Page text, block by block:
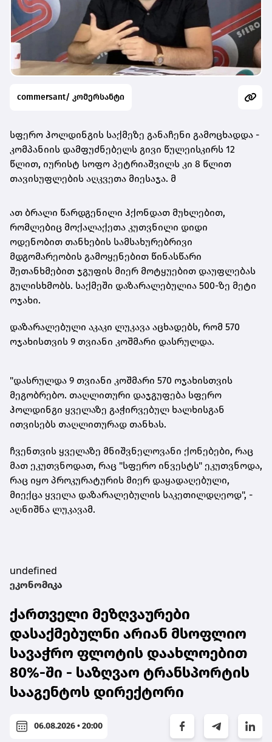
commersant/ კომერსანტი
სფერო ჰოლდინგის საქმეზე განაჩენი გამოცხადდა -
კომპანიის დამფუძნებელს გივი წულეისკირს 12
წლით, იურისტ სოფო პეტრიაშვილს კი 8 წლით
თავისუფლების აღკვეთა მიესაჯა. მ
ათ ბრალი წარდგენილი ჰქონდათ მუხლებით,
რომლებიც მოქალაქეთა კუთვნილი დიდი
ოდენობით თანხების სამსახურებრივი
მდგომარეობის გამოყენებით წინასწარი
შეთანხმებით ჯგუფის მიერ მოტყუებით დაუფლებას
გულისხმობს. საქმეში დაზარალებულია 500-ზე მეტი
ოჯახი.
დაზარალებული აკაკი ლუკავა აცხადებს, რომ 570
ოჯახისთვის 9 თვიანი კოშმარი დასრულდა.
"დასრულდა 9 თვიანი კოშმარი 570 ოჯახისთვის
მეგობრებო. თაღლითური დაჯგუფება სფერო
ჰოლდინგი ყველაზე გაჭირვებულ ხალხისგან
ითვისებს თაღლითურად თანხას.
ჩვენთვის ყველაზე მნიშვნელოვანი ქონებები, რაც
მათ ეკუთვნოდათ, რაც "სფერო ინვესტს" ეკუთვნოდა,
რაც იყო პროკურატურის მიერ დაყადაღებული,
მიექცა ყველა დაზარალებულის საკეთილდღეოდ", -
აღნიშნა ლუკავამ.
undefined
ეკონომიკა
ქართველი მეზღვაურები
დასაქმებულნი არიან მსოფლიო
სავაჭრო ფლოტის დაახლოებით
80%-ში - საზღვაო ტრანსპორტის
სააგენტოს დირექტორი
06.08.2026 • 20:00